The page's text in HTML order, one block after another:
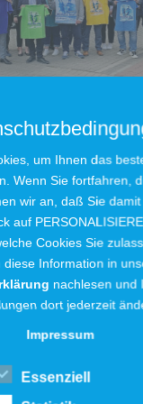
17.
uns als
ausgebildetes
um Ihnen das
Wenn Sie fortfahren,
wir an, daß Sie
auf
Cookies Sie
diese Information in
nachlesen und
dort jederzeit
Impressum
Essenziell